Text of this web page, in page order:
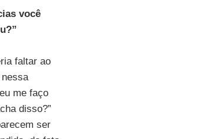
você
faltar ao
me faço
disso?”
ser